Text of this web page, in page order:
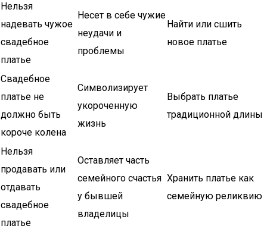
Нельзя
надевать чужое
свадебное
платье
Несет в себе чужие
неудачи и
проблемы
Найти или сшить
новое платье
Свадебное
платье не
должно быть
короче колена
Символизирует
укороченную
жизнь
Выбрать платье
традиционной длины
Нельзя
продавать или
отдавать
свадебное
платье
Оставляет часть
семейного счастья
у бывшей
владелицы
Хранить платье как
семейную реликвию